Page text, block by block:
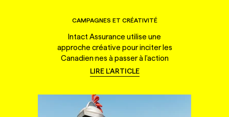
CAMPAGNES ET CRÉATIVITÉ
Intact Assurance utilise une
approche créative pour inciter les
Canadien·nes à passer à l'action
LIRE L'ARTICLE